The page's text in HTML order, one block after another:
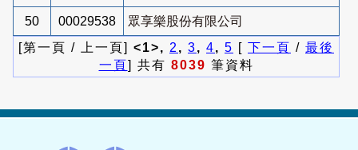
50 00029538
眾享樂股份有限公司
[第一頁 / 上一頁] <1>, 2 , 3, 4, 5 [ 下一頁 / 最後
一頁] 共有 8039 筆資料